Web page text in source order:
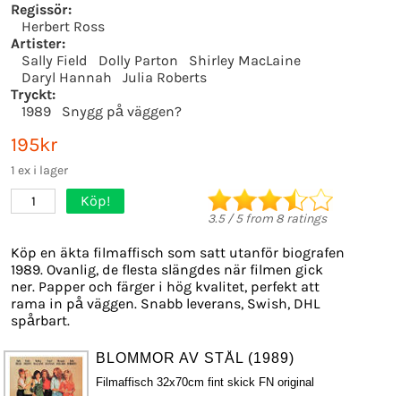
Regissör:
Herbert Ross
Artister:
Sally Field
Dolly Parton
Shirley MacLaine
Daryl Hannah
Julia Roberts
Tryckt:
1989
Snygg på väggen?
195kr
1 ex i lager
1 Köp!
3.5/5from 8 ratings
Köp en äkta filmaffisch som satt utanför biografen
1989. Ovanlig, de flesta slängdes när filmen gick
ner. Papper och färger i hög kvalitet, perfekt att
rama in på väggen. Snabb leverans, Swish, DHL
spårbart.
BLOMMOR AV STÅL (1989)
Filmaffisch 32x70cm fint skick FN original